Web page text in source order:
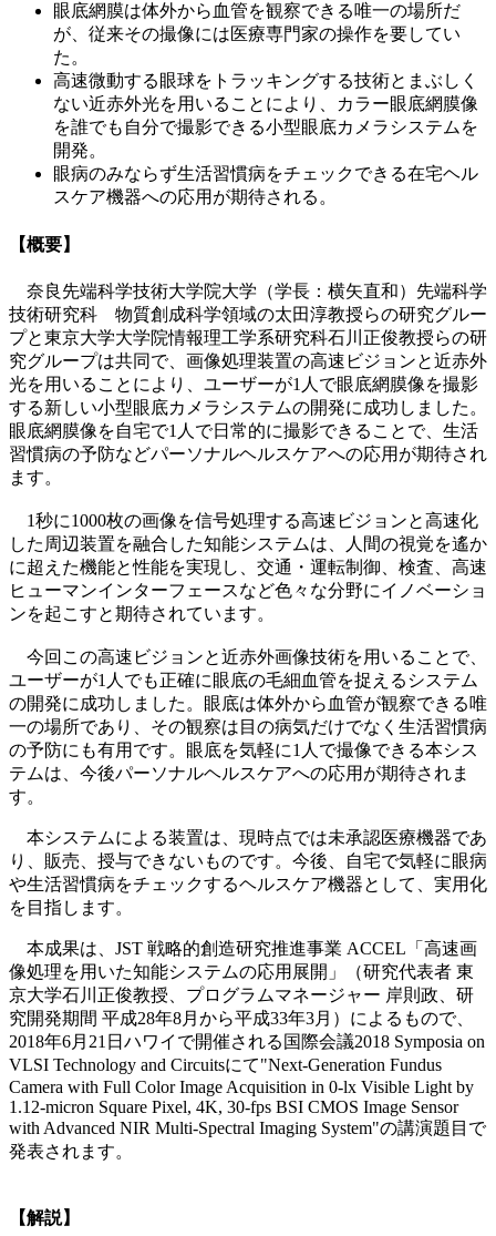
眼底網膜は体外から血管を観察できる唯一の場所だ
が、従来その撮像には医療専門家の操作を要してい
た。
高速微動する眼球をトラッキングする技術とまぶしく
ない近赤外光を用いることにより、カラー眼底網膜像
を誰でも自分で撮影できる小型眼底カメラシステムを
開発。
眼病のみならず生活習慣病をチェックできる在宅ヘル
スケア機器への応用が期待される。
【概要】
奈良先端科学技術大学院大学（学長：横矢直和）先端科学
技術研究科 物質創成科学領域の太田淳教授らの研究グルー
プと東京大学大学院情報理工学系研究科石川正俊教授らの研
究グループは共同で、画像処理装置の高速ビジョンと近赤外
光を用いることにより、ユーザーが1人で眼底網膜像を撮影
する新しい小型眼底カメラシステムの開発に成功しました。
眼底網膜像を自宅で1人で日常的に撮影できることで、生活
習慣病の予防などパーソナルヘルスケアへの応用が期待され
ます。
1秒に1000枚の画像を信号処理する高速ビジョンと高速化
した周辺装置を融合した知能システムは、人間の視覚を遙か
に超えた機能と性能を実現し、交通・運転制御、検査、高速
ヒューマンインターフェースなど色々な分野にイノベーショ
ンを起こすと期待されています。
今回この高速ビジョンと近赤外画像技術を用いることで、
ユーザーが1人でも正確に眼底の毛細血管を捉えるシステム
の開発に成功しました。眼底は体外から血管が観察できる唯
一の場所であり、その観察は目の病気だけでなく生活習慣病
の予防にも有用です。眼底を気軽に1人で撮像できる本シス
テムは、今後パーソナルヘルスケアへの応用が期待されま
す。
本システムによる装置は、現時点では未承認医療機器であ
り、販売、授与できないものです。今後、自宅で気軽に眼病
や生活習慣病をチェックするヘルスケア機器として、実用化
を目指します。
本成果は、JST 戦略的創造研究推進事業 ACCEL「高速画
像処理を用いた知能システムの応用展開」（研究代表者 東
京大学石川正俊教授、プログラムマネージャー 岸則政、研
究開発期間 平成28年8月から平成33年3月）によるもので、
2018年6月21日ハワイで開催される国際会議2018 Symposia on
VLSI Technology and Circuitsにて"Next-Generation Fundus
Camera with Full Color Image Acquisition in 0-lx Visible Light by
1.12-micron Square Pixel, 4K, 30-fps BSI CMOS Image Sensor
with Advanced NIR Multi-Spectral Imaging System"の講演題目で
発表されます。
【解説】